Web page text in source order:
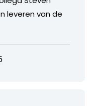
leveren van de